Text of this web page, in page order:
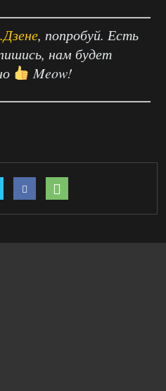
, попробуй. Есть
нам будет
Meow!